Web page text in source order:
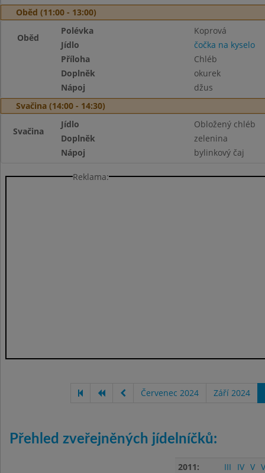
Oběd (11:00 - 13:00)
Oběd
Polévka
Koprová
Jídlo
čočka na kyselo
Příloha
Chléb
Doplněk
okurek
Nápoj
džus
Svačina (14:00 - 14:30)
Svačina
Jídlo
Obložený chléb
Doplněk
zelenina
Nápoj
bylinkový čaj
Reklama:
Červenec 2024 Září 2024
Přehled zveřejněných jídelníčků:
2011: III IV V